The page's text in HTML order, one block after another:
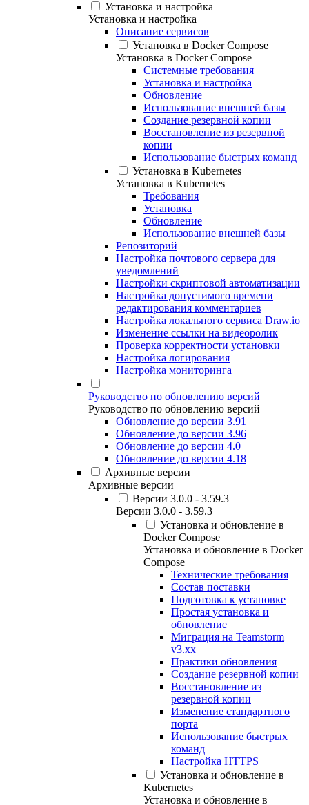
Установка и настройка
Установка и настройка
Описание сервисов
Установка в Docker Compose
Установка в Docker Compose
Системные требования
Установка и настройка
Обновление
Использование внешней базы
Создание резервной копии
Восстановление из резервной
копии
Использование быстрых команд
Установка в Kubernetes
Установка в Kubernetes
Требования
Установка
Обновление
Использование внешней базы
Репозиторий
Настройка почтового сервера для
уведомлений
Настройки скриптовой автоматизации
Настройка допустимого времени
редактирования комментариев
Настройка локального сервиса Draw.io
Изменение ссылки на видеоролик
Проверка корректности установки
Настройка логирования
Настройка мониторинга
Руководство по обновлению версий
Руководство по обновлению версий
Обновление до версии 3.91
Обновление до версии 3.96
Обновление до версии 4.0
Обновление до версии 4.18
Архивные версии
Архивные версии
Версии 3.0.0 - 3.59.3
Версии 3.0.0 - 3.59.3
Установка и обновление в
Docker Compose
Установка и обновление в Docker
Compose
Технические требования
Состав поставки
Подготовка к установке
Простая установка и
обновление
Миграция на Teamstorm
v3.xx
Практики обновления
Создание резервной копии
Восстановление из
резервной копии
Изменение стандартного
порта
Использование быстрых
команд
Настройка HTTPS
Установка и обновление в
Kubernetes
Установка и обновление в